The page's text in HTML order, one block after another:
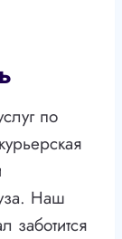
по
Наш
заботится